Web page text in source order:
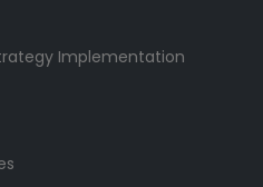
Implementation